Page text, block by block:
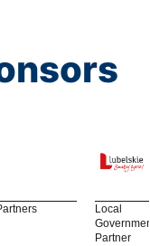
Local
Government
Partner